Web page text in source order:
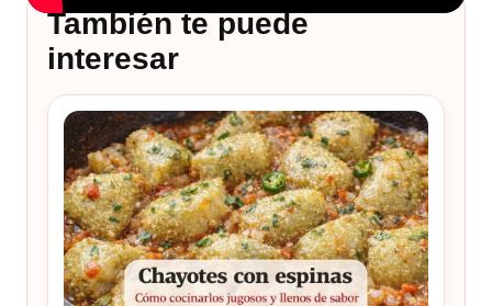
También te puede
interesar